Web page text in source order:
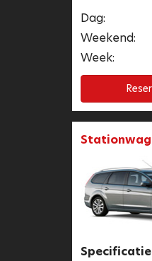
Dag:
Weekend:
Week: